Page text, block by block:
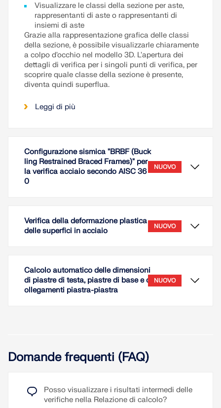
Visualizzare le classi della sezione per aste,
rappresentanti di aste o rappresentanti di
insiemi di aste
Grazie alla rappresentazione grafica delle classi
della sezione, è possibile visualizzarle chiaramente
a colpo d'occhio nel modello 3D. L'apertura dei
dettagli di verifica per i singoli punti di verifica, per
scoprire quale classe della sezione è presente,
diventa quindi superflua.
Leggi di più
Configurazione sismica "BRBF (Buck
ling Restrained Braced Frames)" per
la verifica acciaio secondo AISC 36
0
NUOVO
configurazione sismica 'BRBF (Buckling Restrained
Per questa configurazione sismica, è possibile
definire componenti sismici del tipo "Montante" che
includono la verifica assiale BRB secondo il
Verifica della deformazione plastica
delle superfici in acciaio
NUOVO
Con l'ausilio dell'add-on Verifica acciaio, è
deformazione plastica massima ammissibile può
essere adattato nella Configurazione SLU. La
Calcolo automatico delle dimensioni
di piastre di testa, piastre di base e c
ollegamenti piastra-piastra
NUOVO
Domande frequenti (FAQ)
Posso visualizzare i risultati intermedi delle
verifiche nella Relazione di calcolo?